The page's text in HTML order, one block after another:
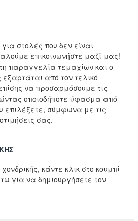
στολές που δεν είναι
επικοινωνήστε μαζί μας!
παραγγελία τεμαχίων και ο
από τον τελικό
να προσαρμόσουμε τις
οποιοδήποτε ύφασμα από
επιλέξετε, σύμφωνα με τις
σας.
κάντε κλικ στο κουμπί
για να δημιουργήσετε τον